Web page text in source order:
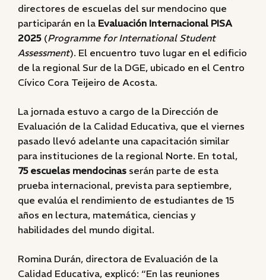
directores de escuelas del sur mendocino que
participarán en la Evaluación Internacional PISA
2025(Programme for International Student
Assessment). El encuentro tuvo lugar en el edificio
de la regional Sur de la DGE, ubicado en el Centro
Cívico Cora Teijeiro de Acosta.
La jornada estuvo a cargo de la Dirección de
Evaluación de la Calidad Educativa, que el viernes
pasado llevó adelante una capacitación similar
para instituciones de la regional Norte. En total,
75 escuelas mendocinas serán parte de esta
prueba internacional, prevista para septiembre,
que evalúa el rendimiento de estudiantes de 15
años en lectura, matemática, ciencias y
habilidades del mundo digital.
Romina Durán, directora de Evaluación de la
Calidad Educativa, explicó: “En las reuniones